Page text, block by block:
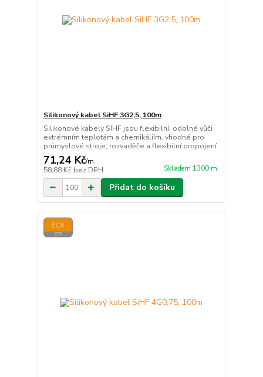
Silikonový kabel SiHF 3G2,5, 100m
Silikonové kabely SIHF jsou flexibilní, odolné vůči
extrémním teplotám a chemikáliím, vhodné pro
průmyslové stroje, rozvaděče a flexibilní propojení.
71,24 Kč/m
58,88 Kč bez DPH Skladem 1300 m
Přidat do košíku